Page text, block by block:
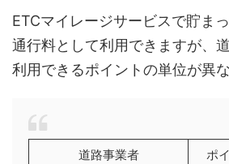
ETCマイレージサービスで貯ま
通行料として利用できますが、
利用できるポイントの単位が異な
道路事業者 ポ